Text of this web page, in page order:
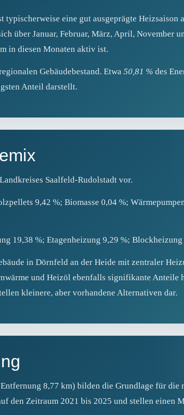
typischerweise eine gut ausgeprägte Heizsaison
über Januar, Februar, März, April, November
in diesen Monaten aktiv ist.
Gebäudebestand. Etwa 50,81 % des
Anteil darstellt.
Saalfeld-Rudolstadt vor.
9,42 %; Biomasse 0,04 %;
19,38 %; Etagenheizung 9,29 %;
in Dörnfeld an der Heide mit zentraler
und Heizöl ebenfalls signifikante Anteile
kleinere, aber vorhandene Alternativen dar.
8,77 km) bilden die Grundlage für
den Zeitraum 2021 bis 2025 und stellen einen